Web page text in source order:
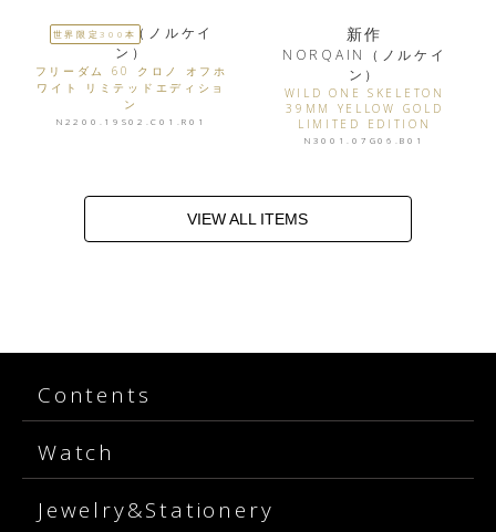
世界限定300本
NORQAIN（ノルケイ
ン）
フリーダム 60 クロノ オフホ
ワイト リミテッドエディショ
ン
N2200.19S02.C01.R01
新作
NORQAIN（ノルケイ
ン）
WILD ONE SKELETON
39MM YELLOW GOLD
LIMITED EDITION
N3001.07G06.B01
VIEW ALL ITEMS
Contents
Watch
Jewelry&Stationery